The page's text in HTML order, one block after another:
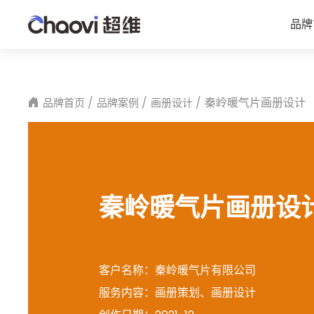
品
品牌首页 品牌案例 画册设计 秦岭暖气片画册设计
秦岭暖气片画册设
客户名称：秦岭暖气片有限公司
服务内容： 画册策划、画册设计